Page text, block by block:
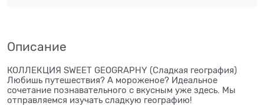
Описание
КОЛЛЕКЦИЯ SWEET GEOGRAPHY (Сладкая география)
Любишь путешествия? А мороженое? Идеальное
сочетание познавательного с вкусным уже здесь. Мы
отправляемся изучать сладкую географию!